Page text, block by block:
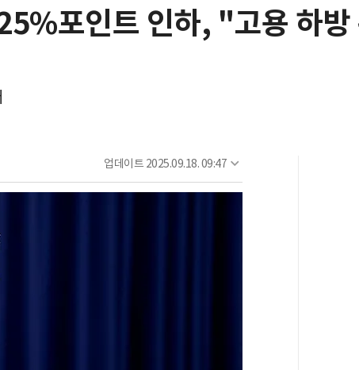
포인트 인하, "고용 하
업데이트 2025.09.18. 09:47